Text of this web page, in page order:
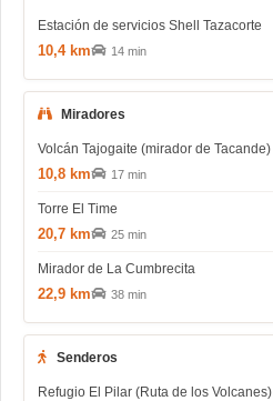
Estación de servicios Shell Tazacorte
10,4 km 14 min
Miradores
Volcán Tajogaite (mirador de Tacande)
10,8 km 17 min
Torre El Time
20,7 km 25 min
Mirador de La Cumbrecita
22,9 km 38 min
Senderos
Refugio El Pilar (Ruta de los Volcanes)